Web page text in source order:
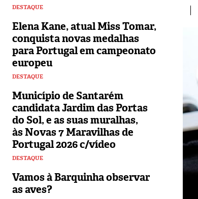
DESTAQUE
Elena Kane, atual Miss Tomar,
conquista novas medalhas
para Portugal em campeonato
europeu
DESTAQUE
Município de Santarém
candidata Jardim das Portas
do Sol, e as suas muralhas,
às Novas 7 Maravilhas de
Portugal 2026 c/vídeo
DESTAQUE
Vamos à Barquinha observar
as aves?